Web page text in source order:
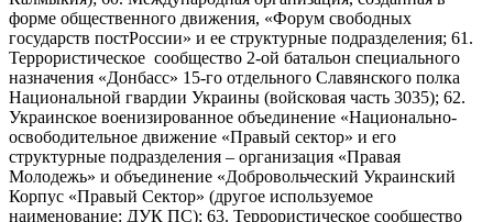
форме общественного движения, «Форум свободных
государств постРоссии» и ее структурные подразделения; 61.
Террористическое сообщество 2-ой батальон специального
назначения «Донбасс» 15-го отдельного Славянского полка
Национальной гвардии Украины (войсковая часть 3035); 62.
Украинское военизированное объединение «Национально-
освободительное движение «Правый сектор» и его
структурные подразделения – организация «Правая
Молодежь» и объединение «Добровольческий Украинский
Корпус «Правый Сектор» (другое используемое
наименование: ДУК ПС); 63. Террористическое сообщество